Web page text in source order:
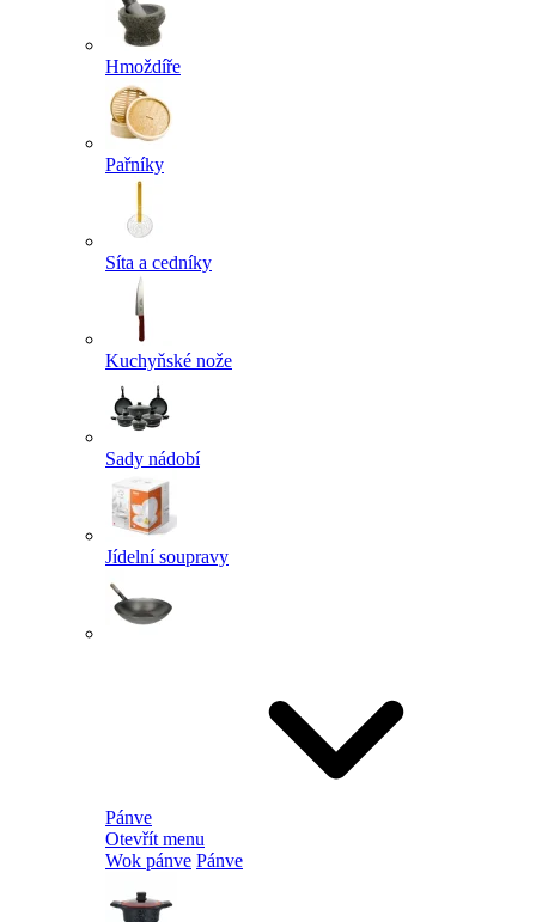
Hmoždíře
Pařníky
Síta a cedníky
Kuchyňské nože
Sady nádobí
Jídelní soupravy
Pánve
Otevřít menu
Wok pánve Pánve